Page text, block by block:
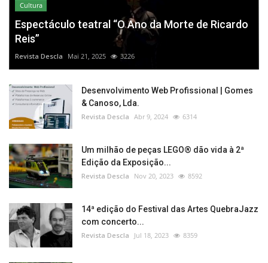
Cultura
Espectáculo teatral “O Ano da Morte de Ricardo
Reis”
Revista Descla Mai 21, 2025 3226
Desenvolvimento Web Profissional | Gomes
& Canoso, Lda.
Revista Descla Abr 9, 2024 6314
Um milhão de peças LEGO® dão vida à 2ª
Edição da Exposição...
Revista Descla Nov 20, 2023 8592
14ª edição do Festival das Artes QuebraJazz
com concerto...
Revista Descla Jul 18, 2023 8359